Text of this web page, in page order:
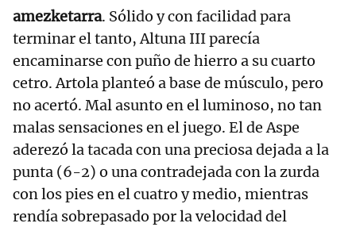
amezketarra. Sólido y con facilidad para
terminar el tanto, Altuna III parecía
encaminarse con puño de hierro a su cuarto
cetro. Artola planteó a base de músculo, pero
no acertó. Mal asunto en el luminoso, no tan
malas sensaciones en el juego. El de Aspe
aderezó la tacada con una preciosa dejada a la
punta (6-2) o una contradejada con la zurda
con los pies en el cuatro y medio, mientras
rendía sobrepasado por la velocidad del